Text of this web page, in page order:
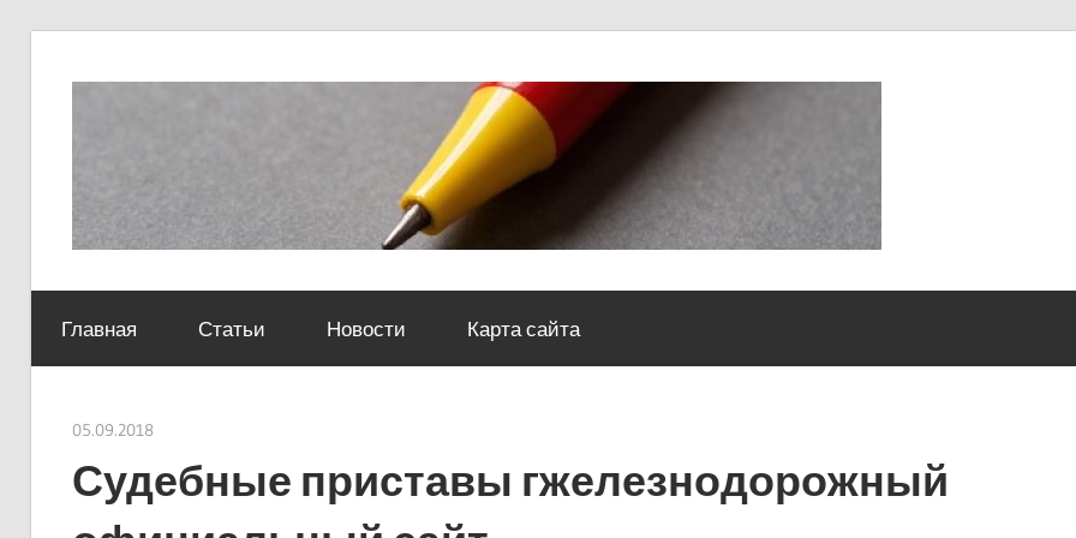
юридический
центр
Главная Статьи Новости Карта сайта
05.09.2018Евгений Георгиевич
Судебные приставы гжелезнодорожный